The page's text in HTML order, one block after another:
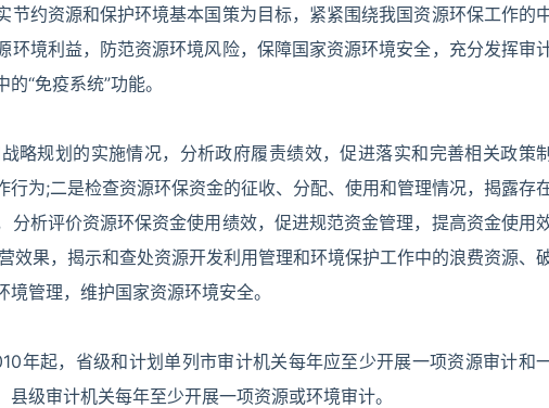
节约资源和保护环境基本国策为目标，紧紧围绕我国资源环保工作的
环境利益，防范资源环境风险，保障国家资源环境安全，充分发挥审
“免疫系统”功能。
略规划的实施情况，分析政府履责绩效，促进落实和完善相关政策制
为;二是检查资源环保资金的征收、分配、使用和管理情况，揭露存
分析评价资源环保资金使用绩效，促进规范资金管理，提高资金使用
效果，揭示和查处资源开发利用管理和环境保护工作中的浪费资源、
管理，维护国家资源环境安全。
年起，省级和计划单列市审计机关每年应至少开展一项资源审计和
级审计机关每年至少开展一项资源或环境审计。